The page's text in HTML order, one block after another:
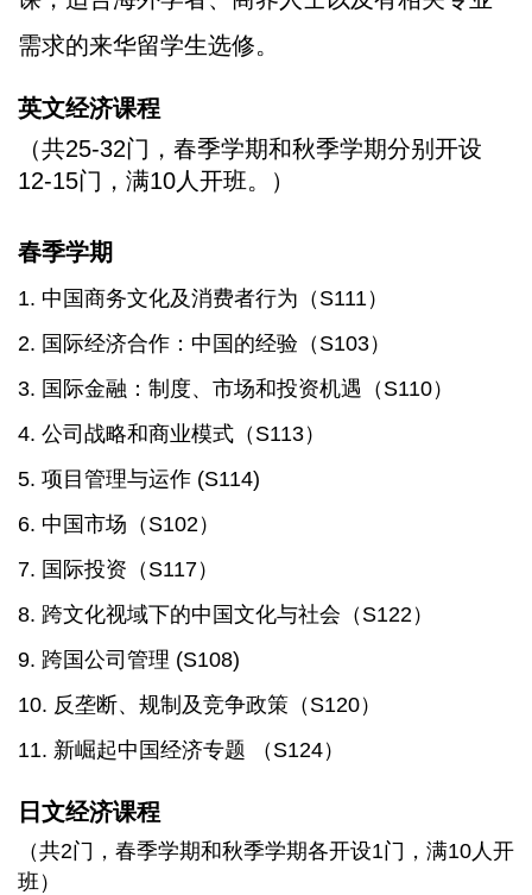
热门关键词：
需求的来华留学生选修。
英文经济课程
（共25-32门，春季学期和秋季学期分别开设
12-15门，满10人开班。）
春季学期
1. 中国商务文化及消费者行为（S111）
2. 国际经济合作：中国的经验（S103）
3. 国际金融：制度、市场和投资机遇（S110）
4. 公司战略和商业模式（S113）
5. 项目管理与运作 (S114)
6. 中国市场（S102）
7. 国际投资（S117）
8. 跨文化视域下的中国文化与社会（S122）
9. 跨国公司管理 (S108)
10. 反垄断、规制及竞争政策（S120）
11. 新崛起中国经济专题 （S124）
日文经济课程
（共2门，春季学期和秋季学期各开设1门，满10人开
班）